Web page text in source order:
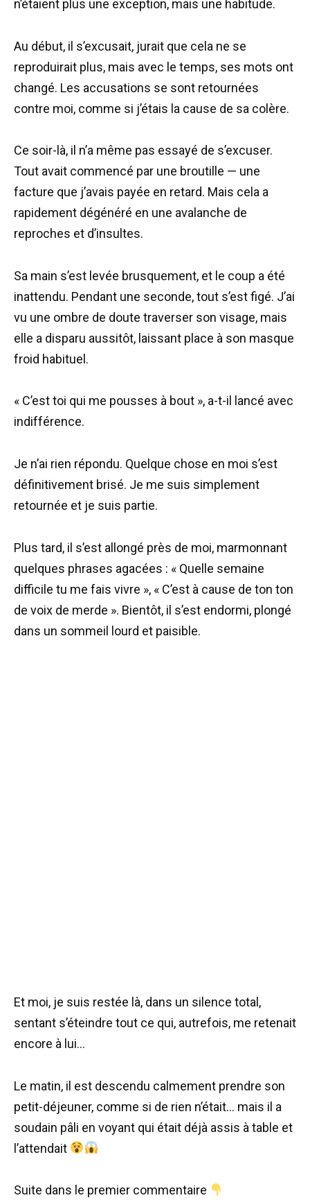
n’étaient plus une exception, mais une habitude.
Au début, il s’excusait, jurait que cela ne se
reproduirait plus, mais avec le temps, ses mots ont
changé. Les accusations se sont retournées
contre moi, comme si j’étais la cause de sa colère.
Ce soir-là, il n’a même pas essayé de s’excuser.
Tout avait commencé par une broutille — une
facture que j’avais payée en retard. Mais cela a
rapidement dégénéré en une avalanche de
reproches et d’insultes.
Sa main s’est levée brusquement, et le coup a été
inattendu. Pendant une seconde, tout s’est figé. J’ai
vu une ombre de doute traverser son visage, mais
elle a disparu aussitôt, laissant place à son masque
froid habituel.
« C’est toi qui me pousses à bout », a-t-il lancé avec
indifférence.
Je n’ai rien répondu. Quelque chose en moi s’est
définitivement brisé. Je me suis simplement
retournée et je suis partie.
Plus tard, il s’est allongé près de moi, marmonnant
quelques phrases agacées : « Quelle semaine
difficile tu me fais vivre », « C’est à cause de ton ton
de voix de merde ». Bientôt, il s’est endormi, plongé
dans un sommeil lourd et paisible.
Et moi, je suis restée là, dans un silence total,
sentant s’éteindre tout ce qui, autrefois, me retenait
encore à lui…
Le matin, il est descendu calmement prendre son
petit-déjeuner, comme si de rien n’était… mais il a
soudain pâli en voyant qui était déjà assis à table et
l’attendait
Suite dans le premier commentaire